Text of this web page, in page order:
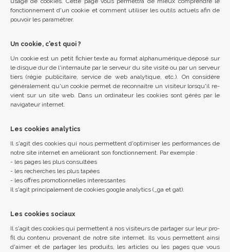
fonc­tion­nement d'un cookie et com­ment util­iser les outils ac­tuels afin de
pouvoir les paramétrer.
Un cookie, c'est quoi ?
Un cookie est un petit fichier texte au format al­phanumérique déposé sur
le disque dur de l'in­ter­naute par le serveur du site visité ou par un serveur
tiers (régie pub­li­citaire, ser­vice de web ana­lytique, etc.). On considère
générale­ment qu'un cookie per­met de re­con­naitre un vis­iteur lor­squ'il re­
vi­ent sur un site web. Dans un or­din­ateur les cook­ies sont gérés par le
nav­ig­ateur in­ter­net.
Les cookies analytics
Il s'agit des cook­ies qui nous per­mettent d'op­tim­iser les per­form­ances de
notre site in­ter­net en améli­or­ant son fonc­tion­nement. Par ex­emple :
- les pages les plus con­sultées
- les recherches les plus tapées
- les of­fres pro­mo­tion­nelles in­teress­antes
Il s'agit prin­cip­ale­ment de cook­ies google ana­lyt­ics (_ga et gat).
Les cookies sociaux
Il s'agit des cook­ies qui per­mettent à nos vis­iteurs de part­ager sur leur pro­
fil du con­tenu proven­ant de notre site in­ter­net. Ils vous per­mettent ainsi
d'aimer et de part­ager les produits, les art­icles ou les pages que vous